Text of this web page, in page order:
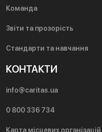
Команда
Звіти та прозорість
Стандарти та навчання
КОНТАКТИ
info@caritas.ua
0 800 336 734
Карта місцевих організацій